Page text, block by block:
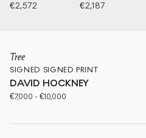
€2,572 €2,187
Tree
SIGNED SIGNED PRINT
DAVID HOCKNEY
€7,000 -€10,000